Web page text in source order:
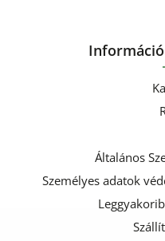
Általános
Személyes adatok